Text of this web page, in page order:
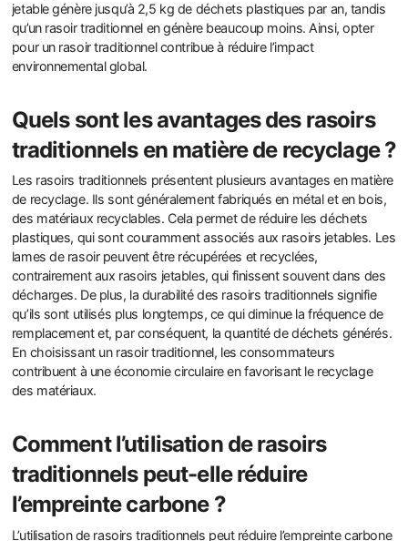
jetable génère jusqu’à 2,5 kg de déchets plastiques par an, tandis
qu’un rasoir traditionnel en génère beaucoup moins. Ainsi, opter
pour un rasoir traditionnel contribue à réduire l’impact
environnemental global.
Quels sont les avantages des rasoirs
traditionnels en matière de recyclage ?
Les rasoirs traditionnels présentent plusieurs avantages en matière
de recyclage. Ils sont généralement fabriqués en métal et en bois,
des matériaux recyclables. Cela permet de réduire les déchets
plastiques, qui sont couramment associés aux rasoirs jetables. Les
lames de rasoir peuvent être récupérées et recyclées,
contrairement aux rasoirs jetables, qui finissent souvent dans des
décharges. De plus, la durabilité des rasoirs traditionnels signifie
qu’ils sont utilisés plus longtemps, ce qui diminue la fréquence de
remplacement et, par conséquent, la quantité de déchets générés.
En choisissant un rasoir traditionnel, les consommateurs
contribuent à une économie circulaire en favorisant le recyclage
des matériaux.
Comment l’utilisation de rasoirs
traditionnels peut-elle réduire
l’empreinte carbone ?
L’utilisation de rasoirs traditionnels peut réduire l’empreinte carbone